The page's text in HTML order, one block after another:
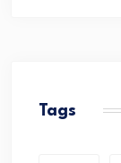
Tags